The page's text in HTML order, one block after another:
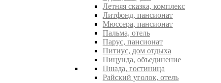
Летняя сказка, комплекс
Литфонд, пансионат
Мюссера, пансионат
Пальма, отель
Парус, пансионат
Питиус, дом отдыха
Пицунда, объединение
Пшада, гостиница
Райский уголок, отель